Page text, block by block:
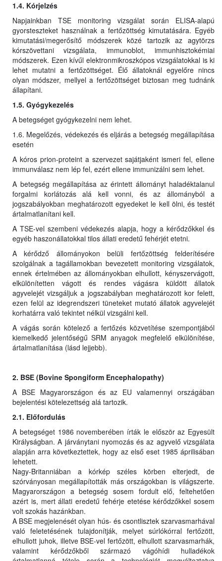
1.4. Kórjelzés
Napjainkban TSE monitoring vizsgálat során ELISA-alapú
gyorsteszteket használnak a fertőzöttség kimutatására. Egyéb
kimutatási/megerősítő módszerek közé tartozik az agytörzs
kórszövettani vizsgálata, immunoblot, immunhisztokémiai
módszerek. Ezen kívűl elektronmikroszkópos vizsgálatokkal is ki
lehet mutatni a fertőzöttséget. Élő állatoknál egyelőre nincs
olyan módszer, mellyel a fertőzöttséget biztosan meg tudnánk
állapítani.
1.5. Gyógykezelés
A betegséget gyógykezelni nem lehet.
1.6. Megelőzés, védekezés és eljárás a betegség megállapítása
esetén
A kóros prion-proteint a szervezet sajátjaként ismeri fel, ellene
immunválasz nem lép fel, ezért ellene immunizálni sem lehet.
A betegség megállapítása az érintett állományt haladéktalanul
forgalmi korlátozás alá kell vonni, és az állományból a
jogszabályokban meghatározott egyedeket le kell ölni, és testét
ártalmatlanítani kell.
A TSE-vel szembeni védekezés alapja, hogy a kérődzőkkel és
egyéb haszonállatokkal tilos állati eredetű fehérjét etetni.
A kérődző állományokon belüli fertőzöttség felderítésére
szolgálnak a tagállamokban bevezetett monitoring vizsgálatok,
ennek értelmében az állományokban elhullott, kényszervágott,
elkülönítetten vágott és rendes vágásra küldött állatok
agyvelejét vizsgáljuk a jogszabályban meghatározott kor felett,
ezen felül az idegrendszeri tüneteket mutató állatok agyvelejét
korhatárra való tekintet nélkül vizsgálni kell.
A vágás során kötelező a fertőzés közvetítése szempontjából
kiemelkedő jelentőségű SRM anyagok megfelelő elkülönítése,
ártalmatlanítása (lásd lejjebb).
2. BSE (Bovine Spongiform Encephalopathy)
A BSE Magyarországon és az EU valamennyi országában
bejelentési kötelezettség alá tartozik.
2.1. Előfordulás
A betegséget 1986 novemberében írták le először az Egyesült
Királyságban. A járványtani nyomozás és az agyvelő vizsgálata
alapján arra következtettek, hogy az első eset 1985 áprilisában
lehetett.
Nagy-Britanniában a kórkép széles körben elterjedt, de
szórványosan megállapították más országokban is világszerte.
Magyarországon a betegség sosem fordult elő, feltehetően
azért is, mert állati eredetű fehérje etetése kérődzőkkel sosem
volt szokás hazánkban.
A BSE megjelenését olyan hús- és csontlisztek szarvasmarhával
való feletetésének tulajdonítják, melyet súrlókórral fertőzött,
elhullott juhok, illetve BSE-vel fertőzött, elhullott szarvasmarhák,
valamint kérődzőkből származó vágóhídi hulladékok